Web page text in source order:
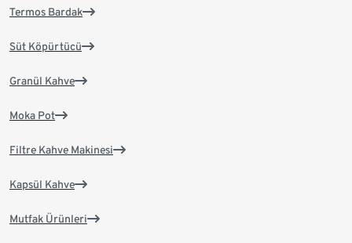
Termos Bardak
Süt Köpürtücü
Granül Kahve
Moka Pot
Filtre Kahve Makinesi
Kapsül Kahve
Mutfak Ürünleri